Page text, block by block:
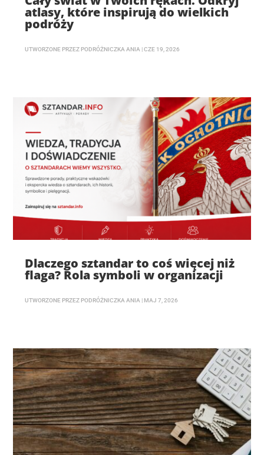
atlasy, które inspirują do wielkich
podróży
UTWORZONE PRZEZ PODRÓŻNICZKA ANIA |CZE 19, 2026
Dlaczego sztandar to coś więcej niż
flaga? Rola symboli w organizacji
UTWORZONE PRZEZ PODRÓŻNICZKA ANIA | MAJ 7, 2026